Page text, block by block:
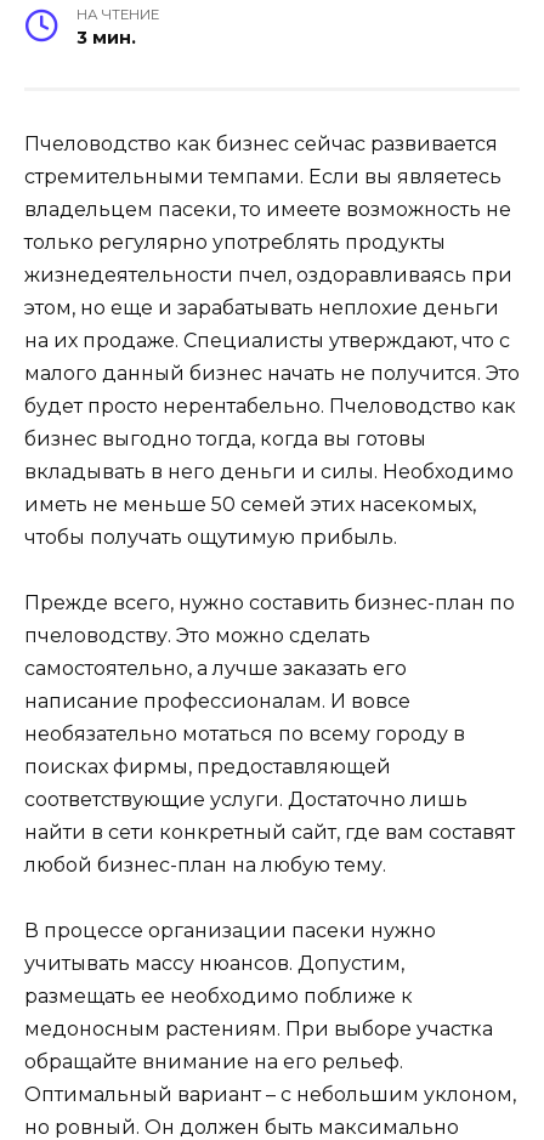
НА ЧТЕНИЕ
3 мин.
Пчеловодство как бизнес сейчас развивается
стремительными темпами. Если вы являетесь
владельцем пасеки, то имеете возможность не
только регулярно употреблять продукты
жизнедеятельности пчел, оздоравливаясь при
этом, но еще и зарабатывать неплохие деньги
на их продаже. Специалисты утверждают, что с
малого данный бизнес начать не получится. Это
будет просто нерентабельно. Пчеловодство как
бизнес выгодно тогда, когда вы готовы
вкладывать в него деньги и силы. Необходимо
иметь не меньше 50 семей этих насекомых,
чтобы получать ощутимую прибыль.
Прежде всего, нужно составить бизнес-план по
пчеловодству. Это можно сделать
самостоятельно, а лучше заказать его
написание профессионалам. И вовсе
необязательно мотаться по всему городу в
поисках фирмы, предоставляющей
соответствующие услуги. Достаточно лишь
найти в сети конкретный сайт, где вам составят
любой бизнес-план на любую тему.
В процессе организации пасеки нужно
учитывать массу нюансов. Допустим,
размещать ее необходимо поближе к
медоносным растениям. При выборе участка
обращайте внимание на его рельеф.
Оптимальный вариант – с небольшим уклоном,
но ровный. Он должен быть максимально